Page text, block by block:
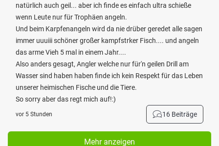
natürlich auch geil... aber ich finde es einfach ultra schieße
wenn Leute nur für Trophäen angeln.
Und beim Karpfenangeln wird da nie drüber geredet alle sagen
immer uuuiii schöner großer kampfstrker Fisch.... und angeln
das arme Vieh 5 mal in einem Jahr....
Also anders gesagt, Angler welche nur für'n geilen Drill am
Wasser sind haben haben finde ich kein Respekt für das Leben
unserer heimischen Fische und die Tiere.
So sorry aber das regt mich auf!:)
vor 5 Stunden 16 Beiträge
Mehr anzeigen